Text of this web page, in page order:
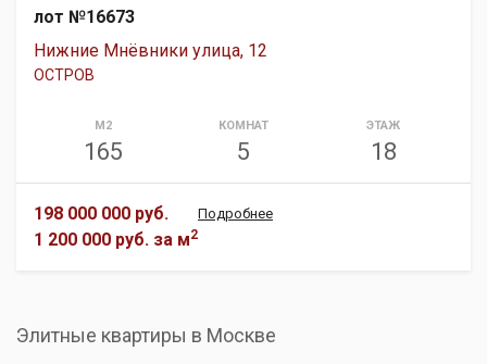
лот №16673
Нижние Мнёвники улица, 12
ОСТРОВ
М2
165
КОМНАТ
5
ЭТАЖ
18
198 000 000 руб.
1 200 000 руб. за м2
Подробнее
Элитные квартиры в Москве